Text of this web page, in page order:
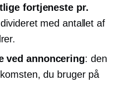
fortjeneste pr.
med antallet af
ved annoncering: den
du bruger på